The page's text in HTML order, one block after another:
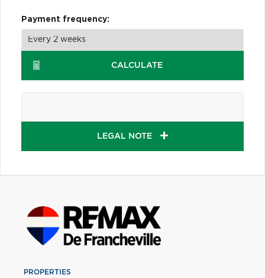
Payment frequency:
CALCULATE
LEGAL NOTE
PROPERTIES